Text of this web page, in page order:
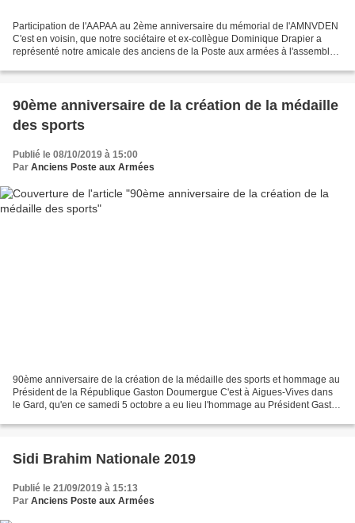
Participation de l'AAPAA au 2ème anniversaire du mémorial de l'AMNVDEN
C'est en voisin, que notre sociétaire et ex-collègue Dominique Drapier a
représenté notre amicale des anciens de la Poste aux armées à l'assemblée
90ème anniversaire de la création de la médaille
des sports
Publié le 08/10/2019 à 15:00
Par Anciens Poste aux Armées
90ème anniversaire de la création de la médaille des sports et hommage au
Président de la République Gaston Doumergue C'est à Aigues-Vives dans
le Gard, qu'en ce samedi 5 octobre a eu lieu l'hommage au Président Gaston
Sidi Brahim Nationale 2019
Publié le 21/09/2019 à 15:13
Par Anciens Poste aux Armées